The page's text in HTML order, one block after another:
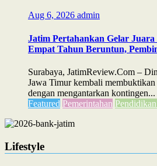
Aug 6, 2026 admin
Jatim Pertahankan Gelar
Empat Tahun Beruntun,
Surabaya, JatimReview.Com –
Jawa Timur kembali
dengan mengantarkan kontingen...
Featured Pemerintahan
Lifestyle